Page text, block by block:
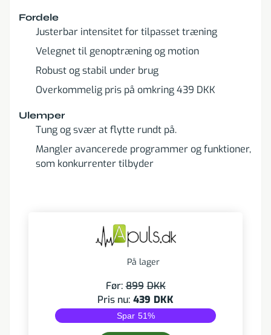
Fordele
Justerbar intensitet for tilpasset træning
Velegnet til genoptræning og motion
Robust og stabil under brug
Overkommelig pris på omkring 439 DKK
Ulemper
Tung og svær at flytte rundt på.
Mangler avancerede programmer og funktioner,
som konkurrenter tilbyder
På lager
Før: 899 DKK
Pris nu: 439 DKK
Spar 51%